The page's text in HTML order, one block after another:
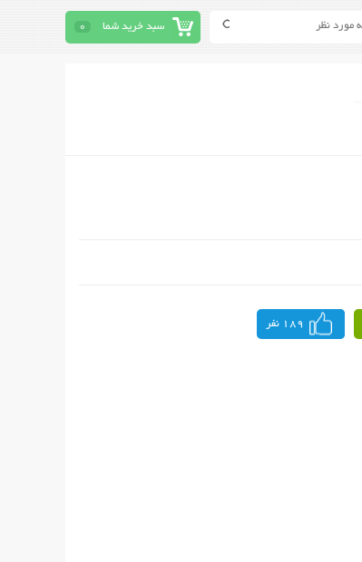
سبد خرید شما 0
189 نفر